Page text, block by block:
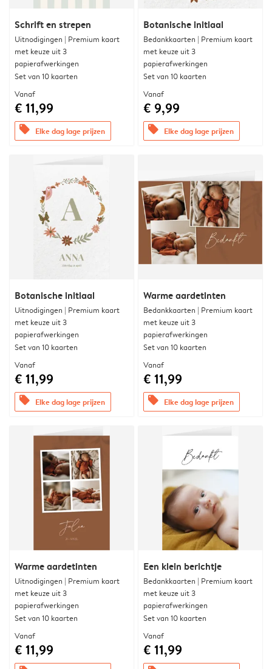
Schrift en strepen
Uitnodigingen | Premium kaart
met keuze uit 3
papierafwerkingen
Set van 10 kaarten
Vanaf
€ 11,99
offers Elke dag lage prijzen
Botanische initiaal
Bedankkaarten | Premium kaart
met keuze uit 3
papierafwerkingen
Set van 10 kaarten
Vanaf
€ 9,99
offers Elke dag lage prijzen
Botanische initiaal
Uitnodigingen | Premium kaart
met keuze uit 3
papierafwerkingen
Set van 10 kaarten
Vanaf
€ 11,99
offers Elke dag lage prijzen
Warme aardetinten
Bedankkaarten | Premium kaart
met keuze uit 3
papierafwerkingen
Set van 10 kaarten
Vanaf
€ 11,99
offers Elke dag lage prijzen
Warme aardetinten
Uitnodigingen | Premium kaart
met keuze uit 3
papierafwerkingen
Set van 10 kaarten
Vanaf
€ 11,99
Een klein berichtje
Bedankkaarten | Premium kaart
met keuze uit 3
papierafwerkingen
Set van 10 kaarten
Vanaf
€ 11,99